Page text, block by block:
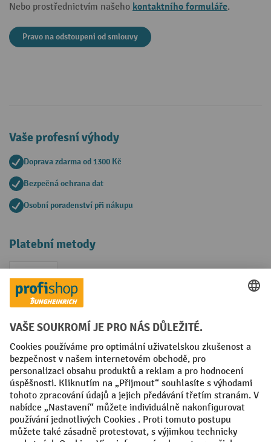
Nebo prostřednictvím našeho kontaktního formuláře.
Pravo na odstoupeni od smlouvy
Vaše profesní výhody
Doprava zdarma od 1300 Kč
Bezpečná ochrana dat
Osobní poradenství při nákupu
Platební metody
Faktura
Sociální sítě
Facebook
YouTubeLinkedIn
VODP Otisk
Prohlášení o ochraně osobních údajů